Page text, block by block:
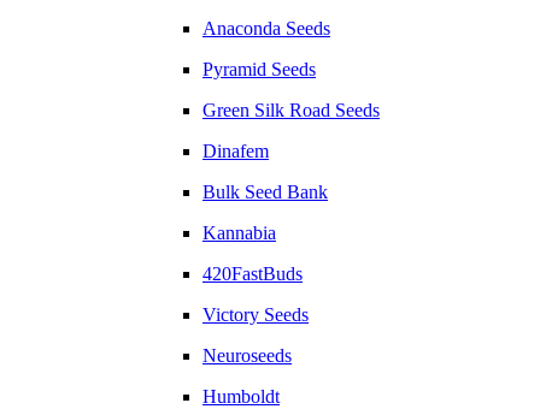
Anaconda Seeds
Pyramid Seeds
Green Silk Road Seeds
Dinafem
Bulk Seed Bank
Kannabia
420FastBuds
Victory Seeds
Neuroseeds
Humboldt